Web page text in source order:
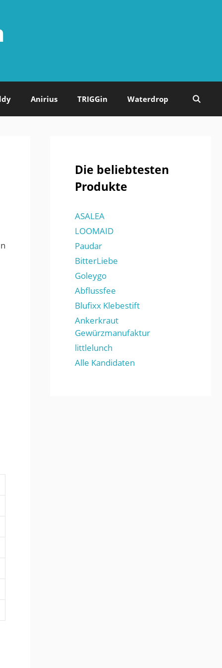
Anirius TRIGGin Waterdrop
Die beliebtesten
Produkte
ASALEA
LOOMAID
Paudar
BitterLiebe
Goleygo
Abflussfee
Blufixx Klebestift
Ankerkraut
Gewürzmanufaktur
littlelunch
Alle Kandidaten